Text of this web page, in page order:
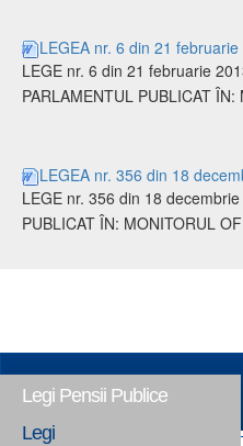
LEGEA nr. 6 din 21 februarie
LEGE nr. 6 din 21 februarie
PARLAMENTUL PUBLICAT
LEGEA nr. 356 din 18
LEGE nr. 356 din 18
PUBLICAT ÎN: MONITORUL
Legi Pensii Publice
Legi